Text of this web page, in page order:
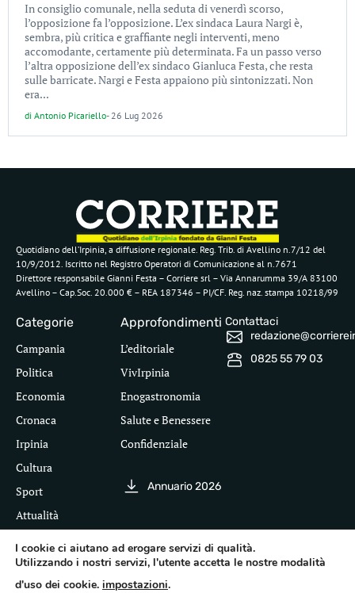
In consiglio comunale, nella seduta di venerdì scorso,
l’opposizione fa l’opposizione. L’ex sindaca Laura Nargi è,
sembra, più critica e graffiante negli interventi, meno
accomodante, certamente più determinata. Fa un passo verso
l’altra opposizione dell’ex sindaco Gianluca Festa, che resta
sulle barricate. Nargi e Festa appaiono più sintonizzati. Non
era...
di Antonio Picariello- 26 Lug 2026
Quotidiano dell’Irpinia, a diffusione regionale. Reg. Trib. di Avellino n.7/12 del
10/9/2012. Iscritto nel Registro Operatori di Comunicazione al n.7671
Direttore responsabile Gianni Festa – Corriere srl – Via Annarumma 39/A 83100
Avellino – Cap.Soc. 20.000 € – REA 187346 – PI/CF. Reg. naz. stampa 10218/99
Categorie
Campania
Politica
Economia
Cronaca
Irpinia
Cultura
Sport
Attualità
Approfondimenti
L’editoriale
VivIrpinia
Enogastronomia
Salute e Benessere
Confidenziale
Annuario 2026
Contattaci
0825 55 79 03
Segui il Corriere dell'Irpinia
I cookie ci aiutano ad erogare servizi di qualità.
Utilizzando i nostri servizi, l'utente accetta le nostre modalità
d'uso dei cookie. impostazioni.